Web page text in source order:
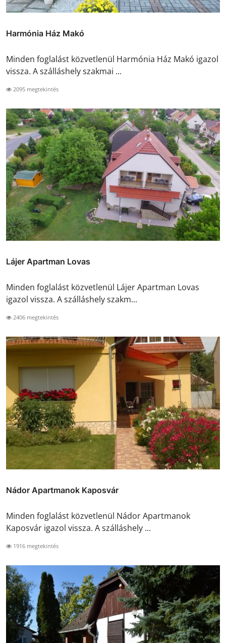
Harmónia Ház Makó
Minden foglalást közvetlenül Harmónia Ház Makó igazol
vissza. A szálláshely szakmai ...
2095 megtekintés
Lájer Apartman Lovas
Minden foglalást közvetlenül Lájer Apartman Lovas
igazol vissza. A szálláshely szakm...
2406 megtekintés
Nádor Apartmanok Kaposvár
Minden foglalást közvetlenül Nádor Apartmanok
Kaposvár igazol vissza. A szálláshely ...
1916 megtekintés